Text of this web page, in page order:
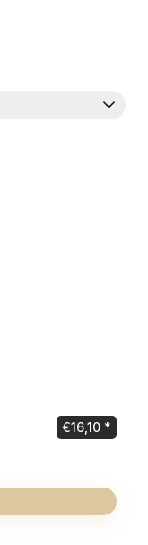
€16,10